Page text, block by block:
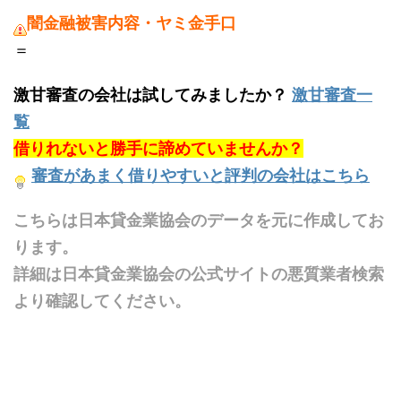
闇金融被害内容・ヤミ金手口
＝
激甘審査の会社は試してみましたか？ 激甘審査一
覧
借りれないと勝手に諦めていませんか？
審査があまく借りやすいと評判の会社はこちら
こちらは日本貸金業協会のデータを元に作成してお
ります。
詳細は日本貸金業協会の公式サイトの悪質業者検索
より確認してください。